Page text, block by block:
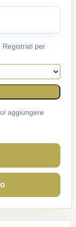
Registrati per
aggiungere